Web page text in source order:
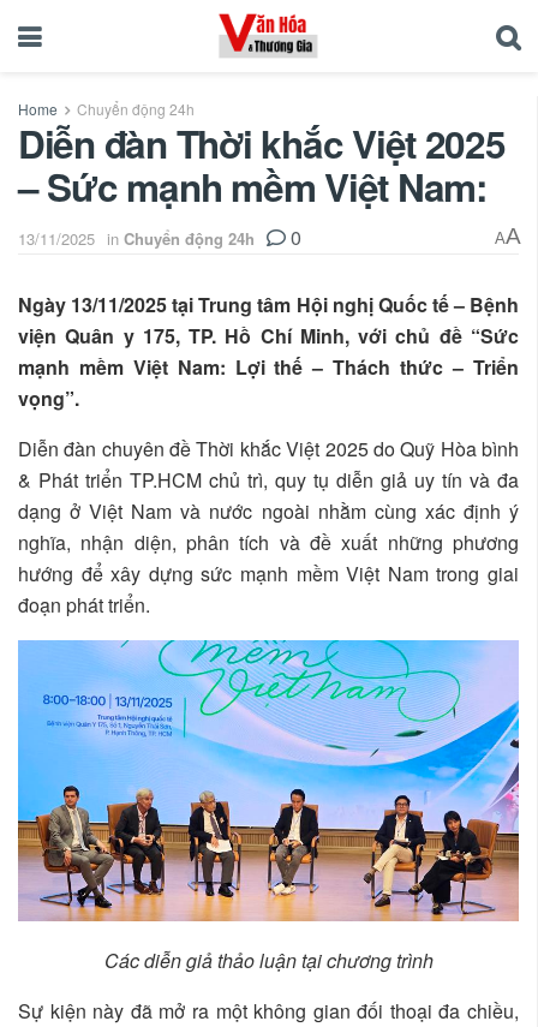
Home Chuyển động 24h
Diễn đàn Thời khắc Việt 2025
– Sức mạnh mềm Việt Nam:
13/11/2025 in Chuyển động 24h 0 AA
Ngày 13/11/2025 tại Trung tâm Hội nghị Quốc tế – Bệnh
viện Quân y 175, TP. Hồ Chí Minh, với chủ đề “Sức
mạnh mềm Việt Nam: Lợi thế – Thách thức – Triển
vọng”.
Diễn đàn chuyên đề Thời khắc Việt 2025 do Quỹ Hòa bình
& Phát triển TP.HCM chủ trì, quy tụ diễn giả uy tín và đa
dạng ở Việt Nam và nước ngoài nhằm cùng xác định ý
nghĩa, nhận diện, phân tích và đề xuất những phương
hướng để xây dựng sức mạnh mềm Việt Nam trong giai
đoạn phát triển.
Các diễn giả thảo luận tại chương trình
Sự kiện này đã mở ra một không gian đối thoại đa chiều,